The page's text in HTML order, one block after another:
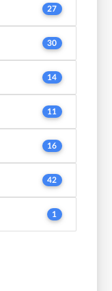
27
30
14
11
16
42
1